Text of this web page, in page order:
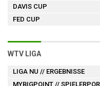
DAVIS CUP
FED CUP
WTV LIGA
LIGA NU // ERGEBNISSE
MYBIGPOINT //